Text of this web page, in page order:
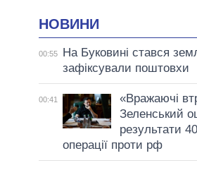
НОВИНИ
00:55
На Буковині стався
зафіксували поштовхи
00:41
«Вражаючі
Зеленський
результати
операції проти рф